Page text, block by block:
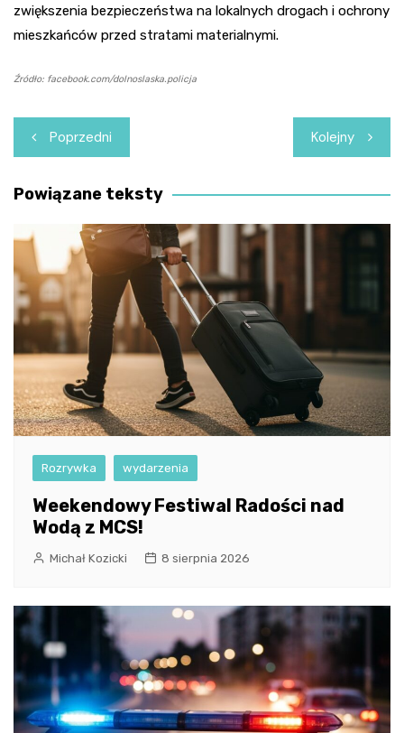
zwiększenia bezpieczeństwa na lokalnych drogach i ochrony
mieszkańców przed stratami materialnymi.
Źródło: facebook.com/dolnoslaska.policja
Nawigacja
wpisu
Poprzedni Kolejny
Powiązane teksty
Rozrywka wydarzenia
Weekendowy Festiwal Radości nad
Wodą z MCS!
Michał Kozicki 8 sierpnia 2026